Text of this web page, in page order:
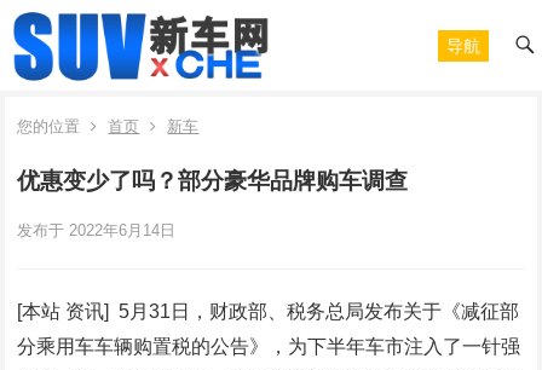
导航
您的位置 首页 新车
优惠变少了吗？部分豪华品牌购车调查
发布于 2022年6月14日
[本站 资讯] 5月31日，财政部、税务总局发布关于《减征部
分乘用车车辆购置税的公告》，为下半年车市注入了一针强